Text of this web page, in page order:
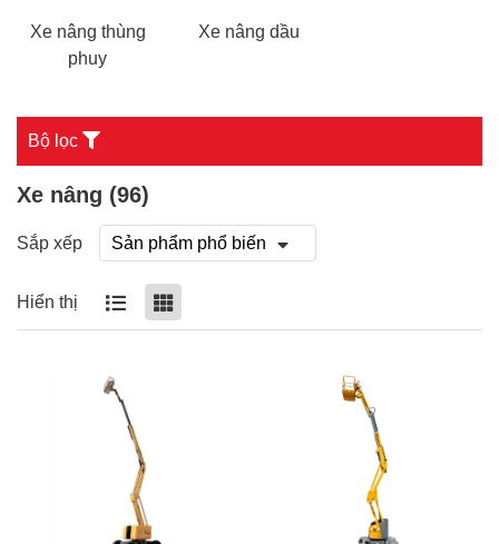
Xe nâng thùng
phuy
Xe nâng dầu
Bộ lọc
Xe nâng (96)
Sắp xếp
Hiển thị